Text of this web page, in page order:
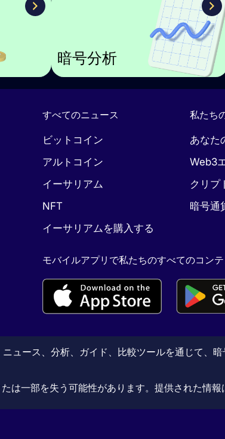
暗号分析
すべてのニュース
ビットコイン
アルトコイン
イーサリアム
NFT
イーサリアムを購入する
私たち
あなた
Web3
クリプ
暗号通
モバイルアプリで私たちのすべてのコン
ュース、分析、ガイド、比較ツールを通じて、
は一部を失う可能性があります。提供された情